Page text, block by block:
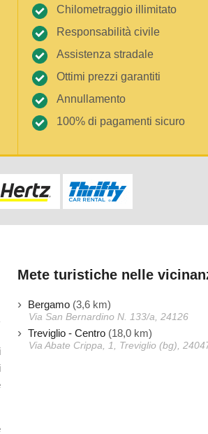
Chilometraggio illimitato
Responsabilità civile
Assistenza stradale
Ottimi prezzi garantiti
Annullamento
100% di pagamenti sicuro
Mete turistiche nelle
Bergamo (3,6 km)
Via San Bernardino N. 133/a, 24126
Treviglio - Centro (18,0 km)
Via Abate Crippa, 1, Treviglio (bg),